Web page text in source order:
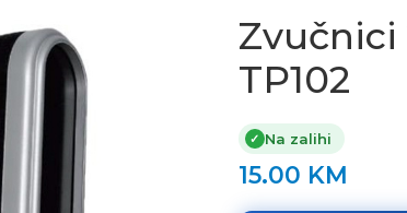
Zvučnici
TP102
✓ Na zalihi
15.00 KM